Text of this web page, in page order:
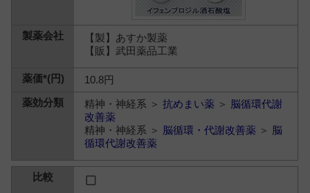
【製】あすか製薬
【販】武田薬品工業
10.8円
精神・神経系 ＞抗めまい薬 ＞ 脳循環代謝
改善薬
精神・神経系 ＞ 脳循環・代謝改善薬 ＞ 脳
循環代謝改善薬